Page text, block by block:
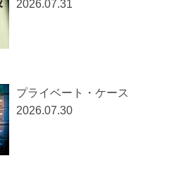
2026.07.31
プライベート・ケース
2026.07.30